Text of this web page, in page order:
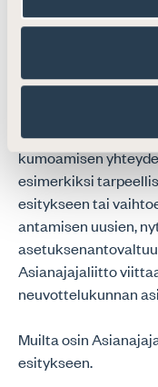
asteiset säädökset
huomioida
vaikutuksia
niiden voidaan
kumoamisen
esimerkiksi
esitykseen tai
antamisen uusien,
Asianajajaliitto
neuvottelukunnan
Muilta osin
esitykseen.